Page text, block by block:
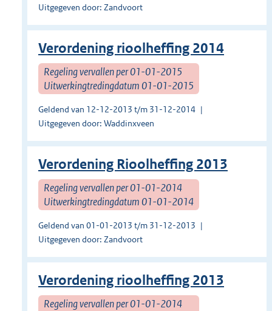
Uitgegeven door: Zandvoort
Verordening rioolheffing 2014
Regeling vervallen per 01-01-2015
Uitwerkingtredingdatum 01-01-2015
Geldend van 12-12-2013 t/m 31-12-2014
Uitgegeven door: Waddinxveen
Verordening Rioolheffing 2013
Regeling vervallen per 01-01-2014
Uitwerkingtredingdatum 01-01-2014
Geldend van 01-01-2013 t/m 31-12-2013
Uitgegeven door: Zandvoort
Verordening rioolheffing 2013
Regeling vervallen per 01-01-2014